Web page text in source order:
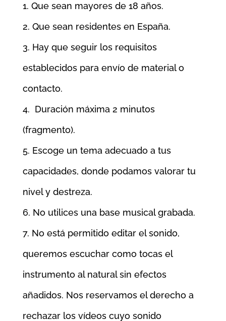
Que sean mayores de 18 años.
Que sean residentes en España.
Hay que seguir los requisitos
establecidos para envío de material o
contacto.
Duración máxima 2 minutos
(fragmento).
Escoge un tema adecuado a tus
capacidades, donde podamos valorar tu
nivel y destreza.
No utilices una base musical grabada.
No está permitido editar el sonido,
queremos escuchar como tocas el
instrumento al natural sin efectos
añadidos. Nos reservamos el derecho a
rechazar los vídeos cuyo sonido